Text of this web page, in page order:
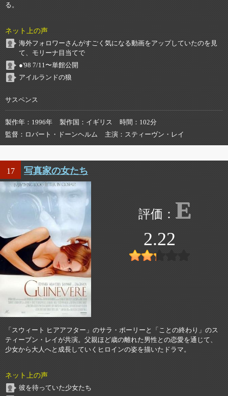
る。
ネット上の声
海外フォロワーさんがすごく気になる動画をアップしていたのを見
て、モリーナ目当てで
●'98 7/11〜単館公開
アイルランドの狼
サスペンス
製作年 1996年 製作国 イギリス 時間
102分
監督
ロバート・ドーンヘルム 主演 スティーヴン・レイ
17 写真家の女たち
E
2.22
「スウィート ヒアアフター」のサラ・ポーリーと「ことの終わり」のス
ティーブン・レイが共演。父親ほど歳の離れた男性との恋愛を通じて、
少女から大人へと成長していくヒロインの姿を描いたドラマ。
ネット上の声
彼を待っていた少女たち